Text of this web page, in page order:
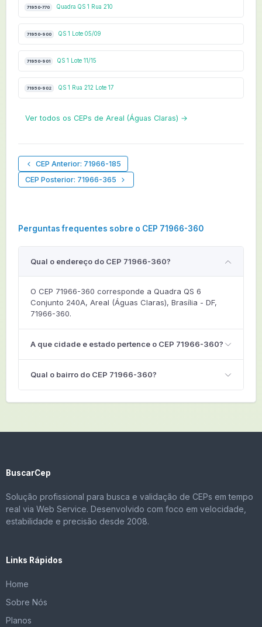
71950-770 Quadra QS 1 Rua 210
71950-900 QS 1 Lote 05/09
71950-901 QS 1 Lote 11/15
71950-902 QS 1 Rua 212 Lote 17
Ver todos os CEPs de Areal (Águas Claras) →
CEP Anterior: 71966-185
CEP Posterior: 71966-365
Perguntas frequentes sobre o CEP 71966-360
Qual o endereço do CEP 71966-360?
O CEP 71966-360 corresponde a Quadra QS 6
Conjunto 240A, Areal (Águas Claras), Brasília - DF,
71966-360.
A que cidade e estado pertence o CEP 71966-360?
Qual o bairro do CEP 71966-360?
BuscarCep
Solução profissional para busca e validação de CEPs em tempo
real via Web Service. Desenvolvido com foco em velocidade,
estabilidade e precisão desde 2008.
Links Rápidos
Home
Sobre Nós
Planos